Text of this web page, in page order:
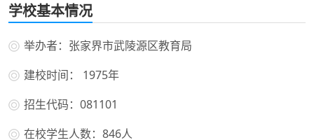
学校基本情况
举办者：张家界市武陵源区教育局
建校时间： 1975年
招生代码：081101
在校学生人数：846人